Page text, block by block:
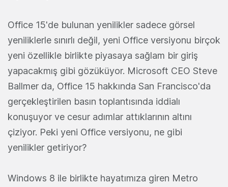
Office 15'de bulunan yenilikler sadece görsel
yeniliklerle sınırlı değil, yeni Office versiyonu birçok
yeni özellikle birlikte piyasaya sağlam bir giriş
yapacakmış gibi gözüküyor. Microsoft CEO Steve
Ballmer da, Office 15 hakkında San Francisco'da
gerçekleştirilen basın toplantısında iddialı
konuşuyor ve cesur adımlar attıklarının altını
çiziyor. Peki yeni Office versiyonu, ne gibi
yenilikler getiriyor?
Windows 8 ile birlikte hayatımıza giren Metro